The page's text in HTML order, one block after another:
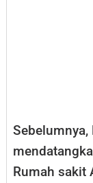
Sebelumnya,
Rumah sakit